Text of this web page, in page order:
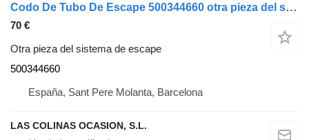
Codo De Tubo De Escape 500344660 otra pieza del sistema de escape para IVECO Stralis camión
70 €
Otra pieza del sistema de escape
500344660
España, Sant Pere Molanta, Barcelona
LAS COLINAS OCASION, S.L.